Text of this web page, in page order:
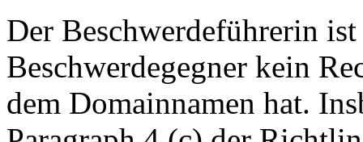
Der Beschwerdeführerin
Beschwerdegegner kein
dem Domainnamen hat.